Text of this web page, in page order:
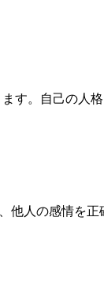
す。自己の人格
他人の感情を